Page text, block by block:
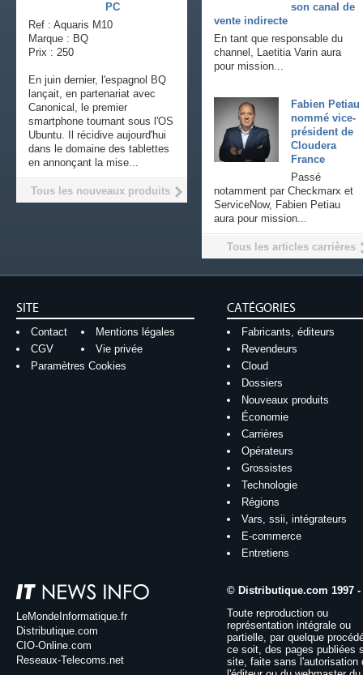
son canal de
vente indirecte
En tant que responsable du
channel, Laetitia Varin aura
pour mission...
Fabien Petiau
nommé vice-
président de
Cloudera
France
Passé
notamment par Checkmarx et
ServiceNow, Fabien Petiau
aura pour mission...
Tous les articles carrières
PC
Ref : Aquaris M10
Marque : BQ
Prix : 250
En juin dernier, l'espagnol BQ
lançait, en partenariat avec
Canonical, le premier
smartphone tournant sous l'OS
Ubuntu. Il récidive aujourd'hui
dans le domaine des tablettes
en annonçant la mise...
Tous les nouveaux produits
SITE
Contact
Mentions légales
CGV
Vie privée
Paramètres Cookies
CATÉGORIES
Fabricants, éditeurs
Revendeurs
Cloud
Dossiers
Nouveaux produits
Économie
Carrières
Opérateurs
Grossistes
Technologie
Régions
Vars, ssii, intégrateurs
E-commerce
Entretiens
LeMondeInformatique.fr
Distributique.com
CIO-Online.com
Reseaux-Telecoms.net
© Distributique.com 1997 -
Toute reproduction ou
représentation intégrale ou
partielle, par quelque
ce soit, des pages publiées
site, faite sans l'autorisation